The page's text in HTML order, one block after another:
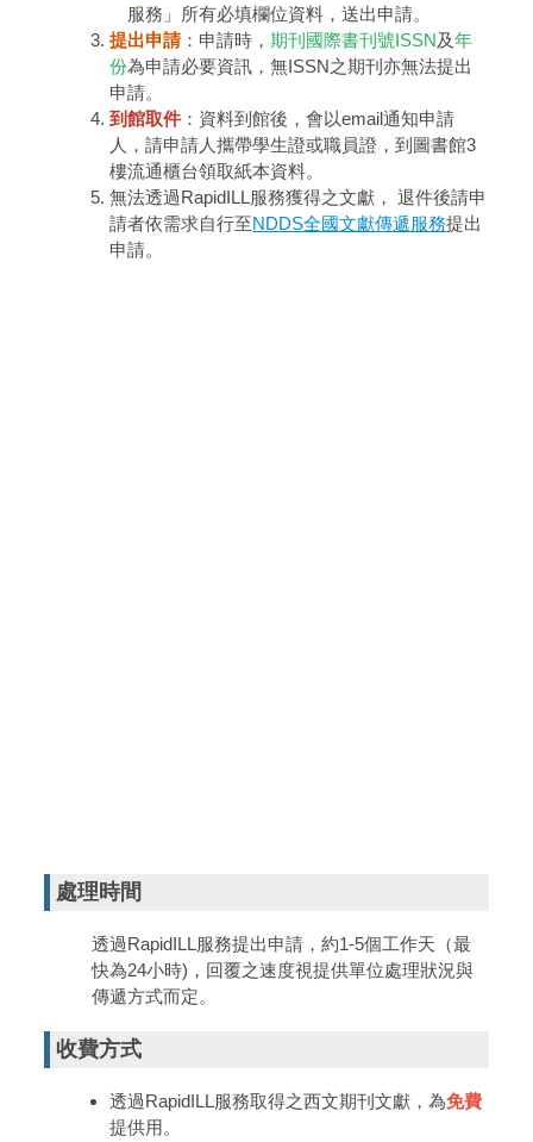
服務」所有必填欄位資料，送出申請。
提出申請 ：申請時，期刊國際書刊號ISSN及年
份為申請必要資訊，無ISSN之期刊亦無法提出
申請。
到館取件：資料到館後，會以email通知申請
人，請申請人攜帶學生證或職員證，到圖書館3
樓流通櫃台領取紙本資料。
無法透過RapidILL服務獲得之文獻， 退件後請申
請者依需求自行至NDDS全國文獻傳遞服務提出
申請。
處理時間
透過RapidILL服務提出申請，約1-5個工作天（最
快為24小時)，回覆之速度視提供單位處理狀況與
傳遞方式而定。
收費方式
透過RapidILL服務取得之西文期刊文獻，為免費
提供用。